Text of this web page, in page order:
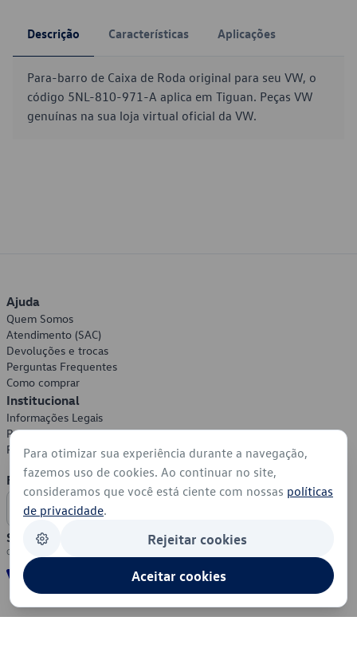
Descrição Características Aplicações
Para-barro de Caixa de Roda original para seu VW, o
código 5NL-810-971-A aplica em Tiguan. Peças VW
genuínas na sua loja virtual oficial da VW.
Ajuda
Quem Somos
Atendimento (SAC)
Devoluções e trocas
Perguntas Frequentes
Como comprar
Institucional
Informações Legais
Política de Privacidade
Política de Cookies
Formas de Pagamento
Segurança
Para otimizar sua experiência durante a navegação,
fazemos uso de cookies. Ao continuar no site,
consideramos que você está ciente com nossas políticas
de privacidade.
Rejeitar cookies
Aceitar cookies